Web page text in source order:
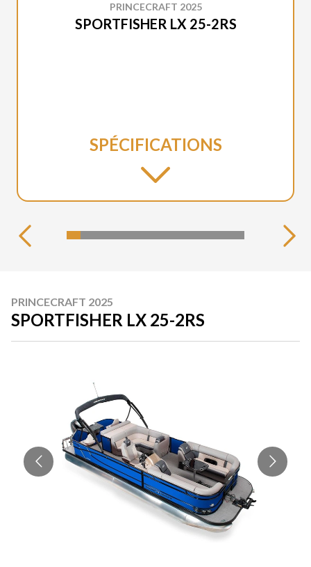
PRINCECRAFT 2025
SPORTFISHER LX 25-2RS
SPÉCIFICATIONS
PRINCECRAFT 2025
SPORTFISHER LX 25-2RS